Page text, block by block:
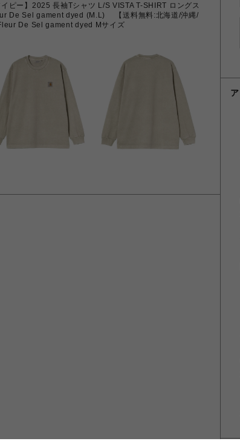
ピー】2025 長袖Tシャツ L/S VISTA T-SHIRT ロングス
De Sel gament dyed (M.L) 【送料無料:北海道/沖縄/
De Sel gament dyed Mサイズ